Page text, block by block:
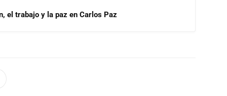
el trabajo y la paz en Carlos Paz